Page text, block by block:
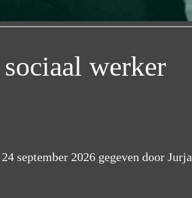
werker
september 2026 gegeven door Jurja